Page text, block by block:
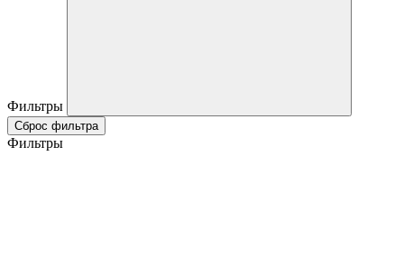
Фильтры
Сброс фильтра
Фильтры